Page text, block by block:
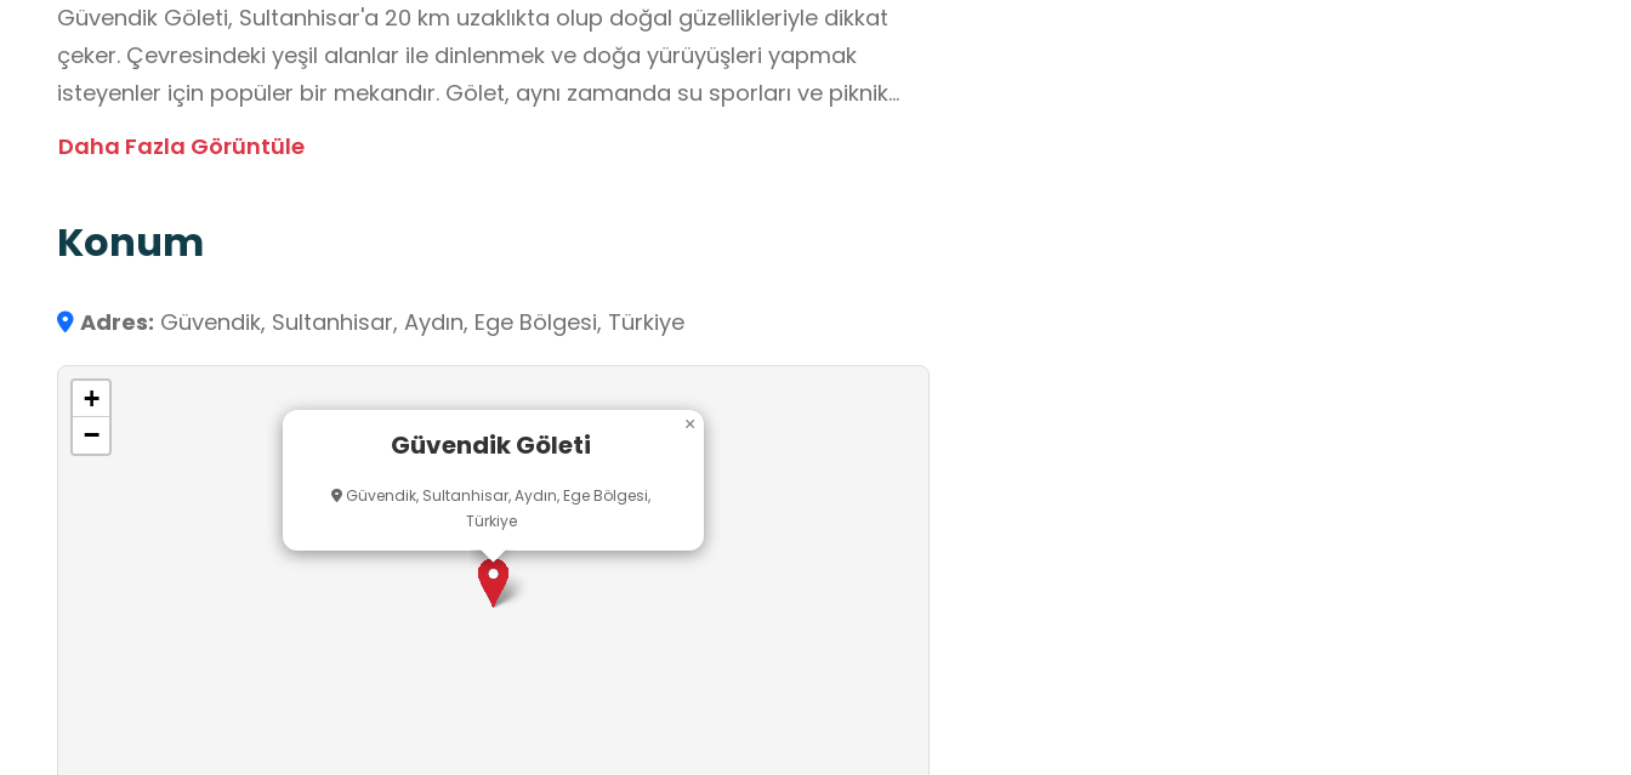
Güvendik Göleti, Sultanhisar'a 20 km uzaklıkta olup doğal güzellikleriyle dikkat
çeker. Çevresindeki yeşil alanlar ile dinlenmek ve doğa yürüyüşleri yapmak
isteyenler için popüler bir mekandır. Gölet, aynı zamanda su sporları ve piknik
Daha Fazla Görüntüle
Konum
Adres: Güvendik, Sultanhisar, Aydın, Ege Bölgesi, Türkiye
Güvendik Göleti
Güvendik, Sultanhisar, Aydın, Ege Bölgesi,
Türkiye
×
+
−